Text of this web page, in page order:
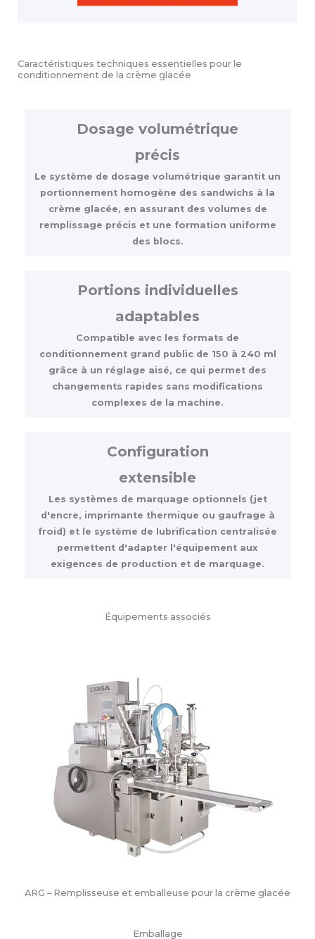
Caractéristiques techniques essentielles pour le
conditionnement de la crème glacée
Dosage volumétrique
précis
Le système de dosage volumétrique garantit un
portionnement homogène des sandwichs à la
crème glacée, en assurant des volumes de
remplissage précis et une formation uniforme
des blocs.
Portions individuelles
adaptables
Compatible avec les formats de
conditionnement grand public de 150 à 240 ml
grâce à un réglage aisé, ce qui permet des
changements rapides sans modifications
complexes de la machine.
Configuration
extensible
Les systèmes de marquage optionnels (jet
d'encre, imprimante thermique ou gaufrage à
froid) et le système de lubrification centralisée
permettent d'adapter l'équipement aux
exigences de production et de marquage.
Équipements associés
ARG – Remplisseuse et emballeuse pour la crème glacée
Emballage